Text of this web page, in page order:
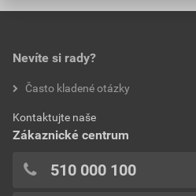
Nevíte si rady?
Často kladené otázky
Kontaktujte naše
Zákaznické centrum
510 000 100